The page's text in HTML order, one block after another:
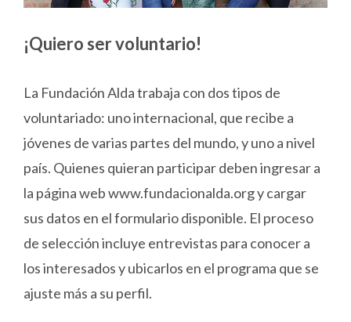
¡Quiero ser voluntario!
La Fundación Alda trabaja con dos tipos de
voluntariado: uno internacional, que recibe a
jóvenes de varias partes del mundo, y uno a nivel
país. Quienes quieran participar deben ingresar a
la página web www.fundacionalda.org y cargar
sus datos en el formulario disponible. El proceso
de selección incluye entrevistas para conocer a
los interesados y ubicarlos en el programa que se
ajuste más a su perfil.